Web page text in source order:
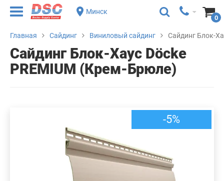
Минск
0
Главная Сайдинг Виниловый сайдинг Сайдинг Блок-
Сайдинг Блок-Хаус Döcke
PREMIUM (Крем-Брюле)
-5%